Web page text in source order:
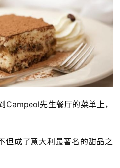
Campeol先生餐厅的菜单上，
但成了意大利最著名的甜品之